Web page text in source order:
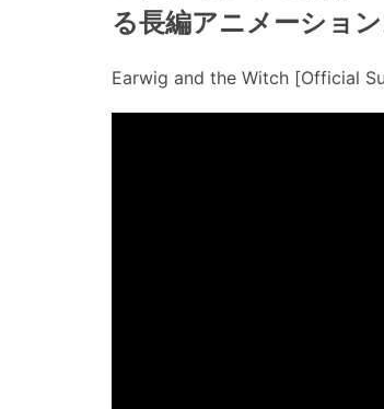
る長編アニメーショ
Earwig and the Witch [Official